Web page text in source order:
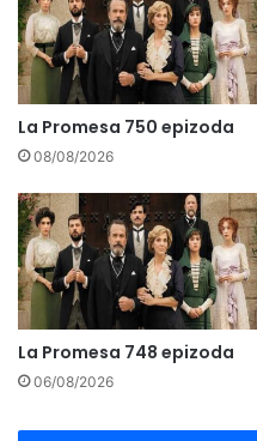
La Promesa 750 epizoda
08/08/2026
La Promesa 748 epizoda
06/08/2026